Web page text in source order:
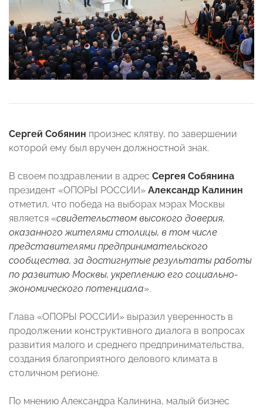
Сергей Собянин произнес клятву, по завершении
которой ему был вручен должностной знак.
В своем поздравлении в адрес Сергея Собянина
президент «ОПОРЫ РОССИИ» Александр Калинин
отметил, что победа на выборах мэрах Москвы
является «свидетельством высокого доверия,
оказанного жителями столицы, в том числе
представителями предпринимательского
сообщества, за достигнутые результаты работы
по развитию Москвы, укреплению его социально-
экономического потенциала».
Глава «ОПОРЫ РОССИИ» выразил уверенность в
продолжении конструктивного диалога в вопросах
развития малого и среднего предпринимательства,
создания благоприятного делового климата в
столичном регионе.
По мнению Александра Калинина, малый бизнес